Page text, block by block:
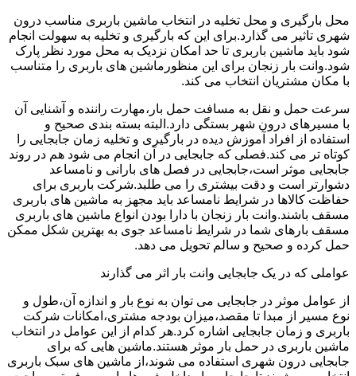
محل بارگیری و محل تخلیه در انتخاب ماشین باربری مناسب درون
شهری تاثیر می گذارد.برای این که بارگیری و تخلیه به سهولت انجام
شود باید ماشین باربری تا حد امکان نزدیک به محل مورد نظر پارک
شود.وانت بار زنجان برای این منظورماشین های باربری را متناسب
با مکان مشتریان انتخاب می کند.
سرعت حمل و نقل به مسافت حمل بار،مهارت راننده و آشنایی آن
با مسیرهای درون شهر بستگی دارد.البته بسته بندی صحیح و
استفاده از افراد آموزش دیده در بارگیری و تخلیه زمان جابجایی را
کوتاه تر می کند.فصلی که جابجایی در آن انجام می شود هم در روند
جابجایی موثر است،جابجایی در فصل های بارانی و نامساعد
دشوارتر است و دقت بیشتری را می طلبد.شرکت باربری برای
حفاظت کالاها در شرایط نامساعد باید مجهز به ماشین های باربری
مسقف باشند.وانت بار زنجان با دارا بودن انواع ماشین های باربری
مسقف بارهای شما در شرایط نامساعد جوی به بهترین شکل ممکن
حمل کرده و صحیح و سالم تحویل می دهد.
عواملی که در یک جابجایی وانت بار اثر می گذارند
از عوامل موثر در جابجایی می توان به نوع بار و اندازه آن،طول و
نوع مسیر از مبدا تا مقصد،میزان بودجه مشتری،امکانات شرکت
باربری و زمان جابجایی اشاره کرد.هر کدام از این عوامل در انتخاب
ماشین باربری در حمل بار موثر هستند.ماشین هایی که برای
جابجایی درون شهری استفاده می شوند،از ماشین های سبک باربری